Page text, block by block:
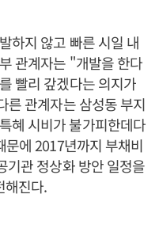
하지 않고 빠른 시일 내
관계자는 "개발을 한다
빨리 갚겠다는 의지가
른 관계자는 삼성동 부지
혜 시비가 불가피한데다
에 2017년까지 부채비
기관 정상화 방안 일정을
해진다.